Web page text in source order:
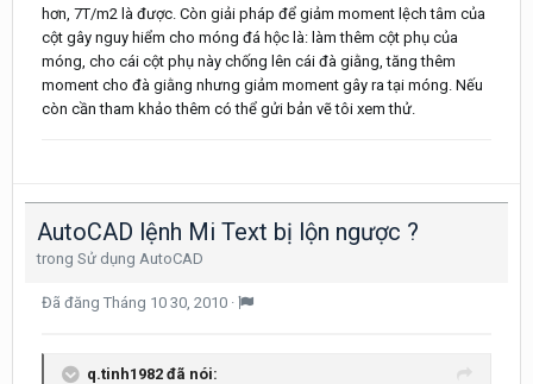
hơn, 7T/m2 là được. Còn giải pháp để giảm moment lệch tâm của
cột gây nguy hiểm cho móng đá hộc là: làm thêm cột phụ của
móng, cho cái cột phụ này chống lên cái đà giằng, tăng thêm
moment cho đà giằng nhưng giảm moment gây ra tại móng. Nếu
còn cần tham khảo thêm có thể gửi bản vẽ tôi xem thử.
AutoCAD lệnh Mi Text bị lộn ngược ?
trong Sử dụng AutoCAD
Đã đăng Tháng 10 30, 2010 ·
q.tinh1982 đã nói: